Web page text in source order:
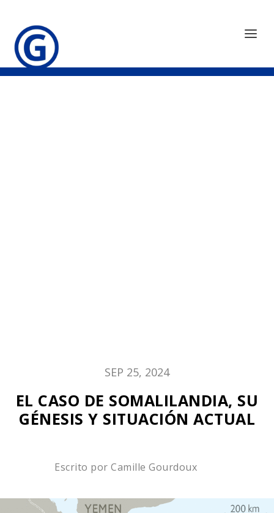
SEP 25, 2024
EL CASO DE SOMALILANDIA, SU
GÉNESIS Y SITUACIÓN ACTUAL
Escrito por Camille Gourdoux